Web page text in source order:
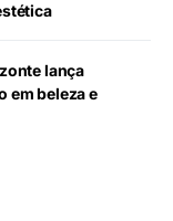
lança
em beleza e